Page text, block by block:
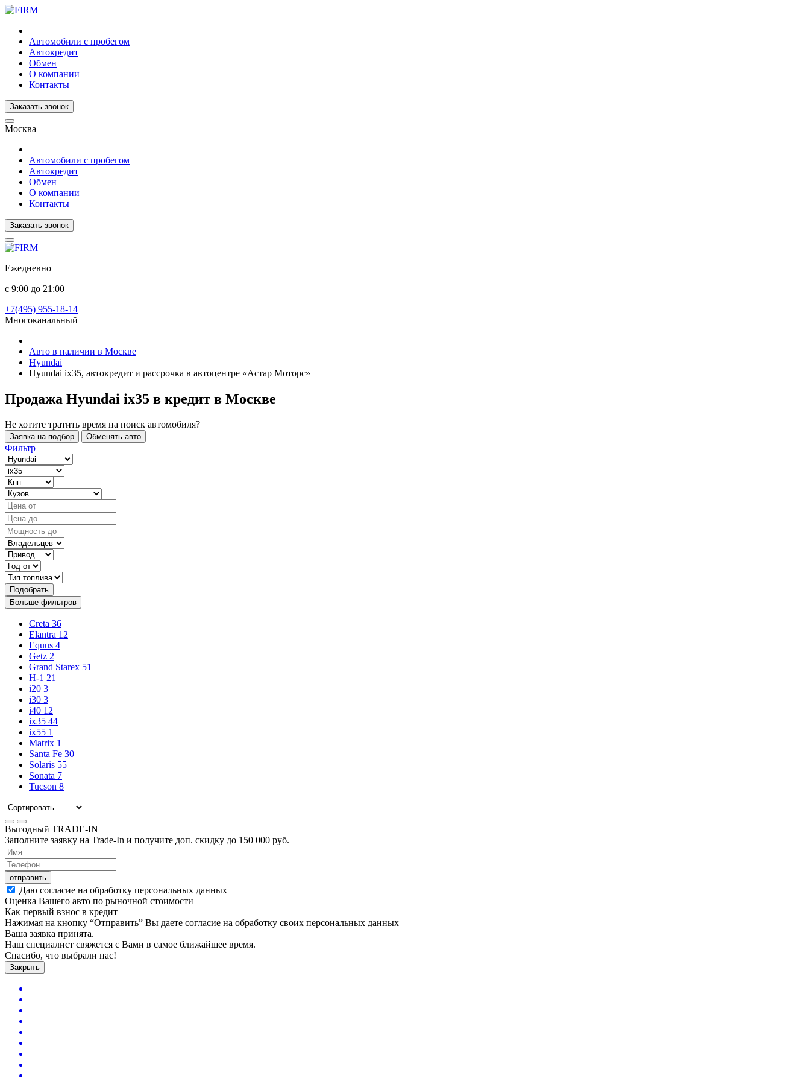
Автомобили с пробегом
Автокредит
Обмен
О компании
Контакты
Заказать звонок
Москва
Автомобили с пробегом
Автокредит
Обмен
О компании
Контакты
Заказать звонок
Ежедневно
с 9:00 до 21:00
+7(495) 955-18-14
Многоканальный
Авто в наличии в Москве
Hyundai
Hyundai ix35, автокредит и рассрочка в автоцентре «Астар Моторс»
Продажа Hyundai ix35 в кредит в Москве
Не хотите тратить время на поиск автомобиля?
Заявка на подбор Обменять авто
Фильтр
Подобрать
Больше фильтров
Creta 36
Elantra 12
Equus 4
Getz 2
Grand Starex 51
H-1 21
i20 3
i30 3
i40 12
ix35 44
ix55 1
Matrix 1
Santa Fe 30
Solaris 55
Sonata 7
Tucson 8
Выгодный TRADE-IN
Заполните заявку на Trade-In и получите доп. скидку до 150 000 руб.
отправить
Даю согласие на обработку персональных данных
Оценка Вашего авто по рыночной стоимости
Как первый взнос в кредит
Нажимая на кнопку “Отправить” Вы даете согласие на обработку своих персональных данных
Ваша заявка принята.
Наш специалист свяжется с Вами в самое ближайшее время.
Спасибо, что выбрали нас!
Закрыть